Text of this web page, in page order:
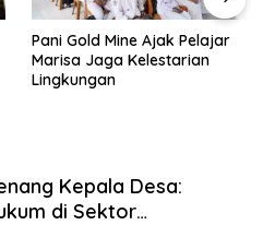
Pani Gold Mine Ajak Pelajar
Marisa Jaga Kelestarian
Lingkungan
Kepala Desa:
di Sektor